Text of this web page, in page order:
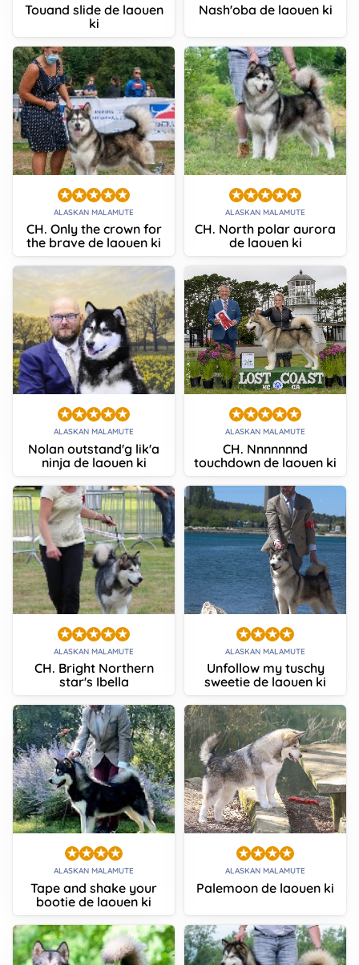
Touand slide de laouen
ki
Nash'oba de laouen ki
ALASKAN MALAMUTE
CH. Only the crown for
the brave de laouen ki
ALASKAN MALAMUTE
CH. North polar aurora
de laouen ki
ALASKAN MALAMUTE
Nolan outstand'g lik'a
ninja de laouen ki
ALASKAN MALAMUTE
CH. Nnnnnnnd
touchdown de laouen ki
ALASKAN MALAMUTE
CH. Bright Northern
star's Ibella
ALASKAN MALAMUTE
Unfollow my tuschy
sweetie de laouen ki
ALASKAN MALAMUTE
Tape and shake your
bootie de laouen ki
ALASKAN MALAMUTE
Palemoon de laouen ki